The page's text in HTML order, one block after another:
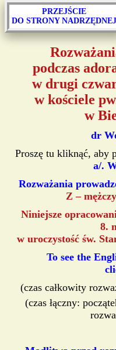
PRZEJŚCIE
DO STRONY NADRZĘDNEJ
podczas
w drugi
w kościele
w
dr
Proszę tu kliknąć, aby
a/.
Rozważania
Z –
Niniejsze
8.
w uroczystość św.
To see the
(czas całkowity
(czas łączny: